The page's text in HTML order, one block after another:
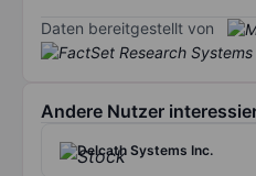
Daten bereitgestellt von
Andere Nutzer
Delcath Systems Inc.